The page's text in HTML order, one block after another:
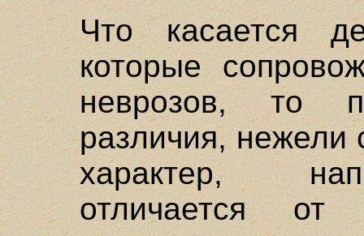
Что касается
которые
неврозов, то
различия, нежели
характер,
отличается от